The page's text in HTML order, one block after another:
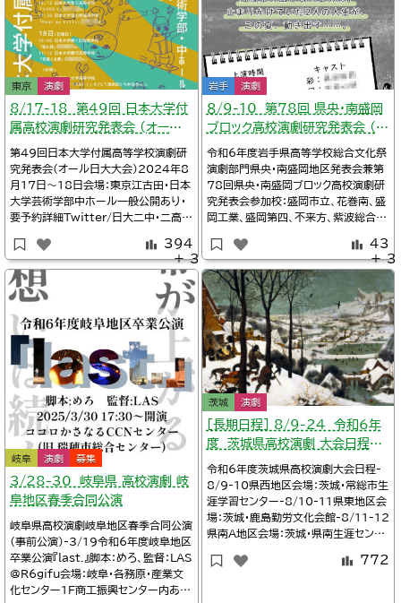
東京 演劇
8/17-18 第49回 日本大学付
属高校演劇研究発表会 (オール
日大大会、東京都)
第49回日本大学付属高等学校演劇研
究発表会(オール日大大会)2024年8
月17日～18日会場：東京江古田・日本
大学芸術学部中ホール一般公開あり・
要予約詳細Twitter/日大二中・二高演
ル、上演作品１０：００東京日大櫻丘高校
演劇部『溺れるいちごとママの嘘』作：
遠野太陽既成11:15東京日大豊山女
子高校演劇部『ハッピーエンド』生徒創
作１３：４５千葉千葉日大
394
岩手 演劇
８/9-10 第78回 県央・南盛岡
ブロック高校演劇研究発表会 （岩
手県）
令和6年度岩手県高等学校総合文化祭
演劇部門県央・南盛岡地区発表会兼第
78回県央・南盛岡ブロック高校演劇研
究発表会参加校：盛岡市立、花巻南、盛
岡工業、盛岡第四、不来方、紫波総合、
～10日会場：岩手盛岡・トーサイクラシ
ックホール岩手（岩手県民会館）中ホー
ル入場無料詳細岩手・高校演劇の小部
屋/【県央・南盛岡】8月9日、10日県央・
南盛岡地区発表会※タイムテーブル、
上演
43
岐阜 演劇 募集
3/28-30 岐阜県 高校演劇 岐
阜地区春季合同公演
岐阜県高校演劇岐阜地区春季合同公演
（事前公演）-3/19令和6年度岐阜地区
卒業公演『last.』脚本：めろ、監督：LAS
@R6gifu会場：岐阜・各務原・産業文
化センター1F商工振興センター内あす
＋ 3
茨城 演劇
［長期日程］ 8/9-24 令和6年
度 茨城県高校演劇 大会日程
（一覧）
令和6年度茨城県高校演劇大会日程-
8/9-10県西地区会場：茨城・常総市生
涯学習センター-8/10-11県東地区会
場：茨城・鹿島勤労文化会館-8/11-12
県南A地区会場：茨城・県南生涯センタ
たちなか市文化会館-8/22-23県南B
772
＋ 3